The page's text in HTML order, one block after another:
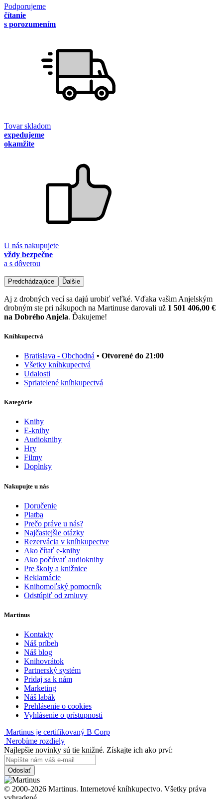
Podporujeme
čítanie
s porozumením
Tovar skladom
expedujeme
okamžite
U nás nakupujete
vždy bezpečne
a s dôverou
Predchádzajúce Ďalšie
Aj z drobných vecí sa dajú urobiť veľké. Vďaka vašim Anjelským
drobným ste pri nákupoch na Martinuse darovali už 1 501 406,00 €
na Dobrého Anjela. Ďakujeme!
Kníhkupectvá
Bratislava - Obchodná • Otvorené do 21:00
Všetky kníhkupectvá
Udalosti
Spriatelené kníhkupectvá
Kategórie
Knihy
E-knihy
Audioknihy
Hry
Filmy
Doplnky
Nakupujte u nás
Doručenie
Platba
Prečo práve u nás?
Najčastejšie otázky
Rezervácia v kníhkupectve
Ako čítať e-knihy
Ako počúvať audioknihy
Pre školy a knižnice
Reklamácie
Knihomoľský pomocník
Odstúpiť od zmluvy
Martinus
Kontakty
Náš príbeh
Náš blog
Knihovrátok
Partnerský systém
Pridaj sa k nám
Marketing
Náš labák
Prehlásenie o cookies
Vyhlásenie o prístupnosti
Martinus je certifikovaný B Corp
Nerobíme rozdiely
Najlepšie novinky sú tie knižné. Získajte ich ako prví:
Odoslať
© 2000-2026 Martinus. Internetové kníhkupectvo. Všetky práva